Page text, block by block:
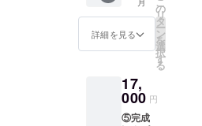
オリジ
ナル怪
獣ス
カー 1
ヴァイ
ラスキ
ングの
ステッ
ン カ
ラーは
白のみ
Tシャツ
のサイ
M・L・
LLから
お選び
くださ
詳細を見る
の
リ
タ
ー
ン
を
選
択
す
る
17,
000 円
⑤完成